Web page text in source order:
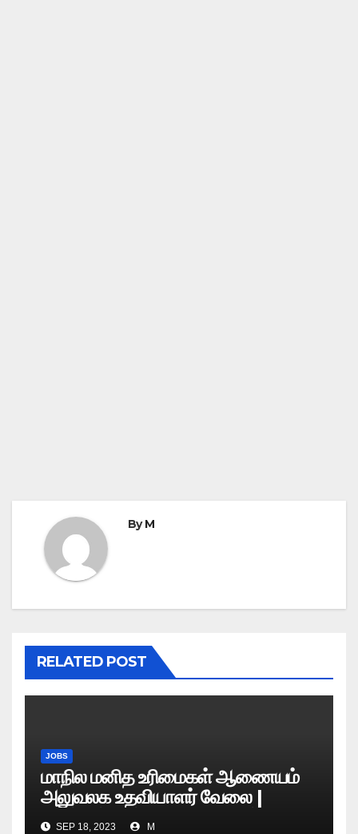
ByM
RELATED POST
JOBS
மாநில மனித உரிமைகள் ஆணையம்
அலுவலக உதவியாளர் வேலை |
எழுத்துத் தேர்வு தேதி அறிவிப்பு..?
SEP 18, 2023 M